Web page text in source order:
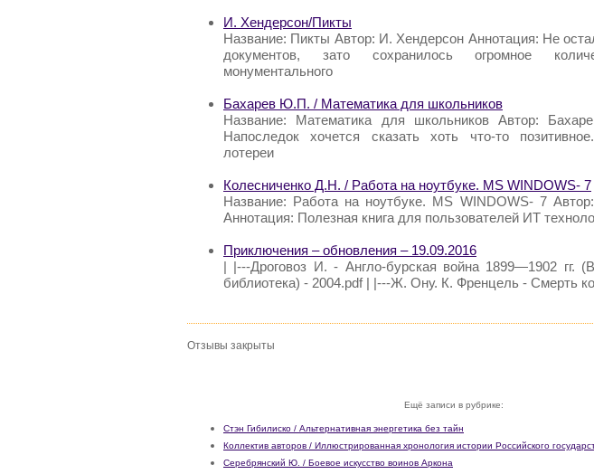
И. Хендерсон/Пикты
Название: Пикты Автор: И. Хендерсон Аннотация: Не
документов, зато сохранилось огромное
монументального
Бахарев Ю.П. / Математика для школьников
Название: Математика для школьников Автор:
Напоследок хочется сказать хоть что-то
лотереи
Колесниченко Д.Н. / Работа на ноутбуке. MS WINDOWS- 7
Название: Работа на ноутбуке. MS WINDOWS- 7
Аннотация: Полезная книга для пользователей ИТ
Приключения – обновления – 19.09.2016
| |---Дроговоз И. - Англо-бурская война 1899—1902 гг.
библиотека) - 2004.pdf | |---Ж. Ону. К. Френцель - Смерть
Отзывы закрыты
Ещё записи в рубрике:
Стэн Гибилиско / Альтернативная энергетика без тайн
Коллектив авторов / Иллюстрированная хронология истории Российского
Серебрянский Ю. / Боевое искусство воинов Аркона